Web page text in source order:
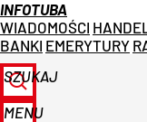
INFOTUBA
WIADOMOŚCI
BANKI EMERYTURY
SZUKAJ
MENU